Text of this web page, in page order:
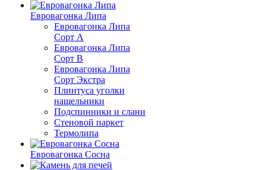
Евровагонка Липа
Евровагонка Липа
Сорт А
Евровагонка Липа
Сорт В
Евровагонка Липа
Сорт Экстра
Плинтуса уголки
нащельники
Подспинники и слани
Стеновой паркет
Термолипа
Евровагонка Сосна